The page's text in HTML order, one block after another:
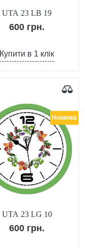
UTA 23 LB 19
600 грн.
Купити в 1 клік
Новинка
UTA 23 LG 10
600 грн.